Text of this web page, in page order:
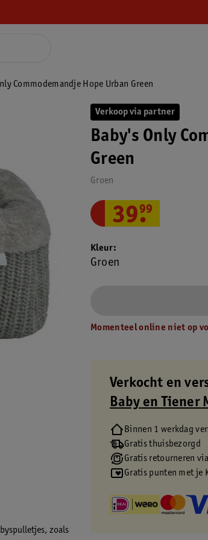
Commodemandje Hope Urban Green
zoals
Verkoop via partner
Baby's Only
Green
Groen
39.
99
Kleur
Groen
Momenteel online niet op
Verkocht en
Baby en Tiener
Binnen 1 werkdag
Gratis thuisbezorgd
Gratis retourneren
Gratis punten met je